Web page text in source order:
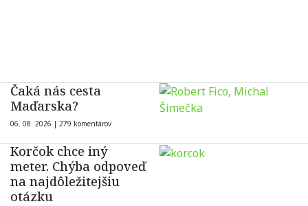
Čaká nás cesta
Maďarska?
06. 08. 2026 | 279 komentárov
Korčok chce iný
meter. Chýba odpoveď
na najdôležitejšiu
otázku